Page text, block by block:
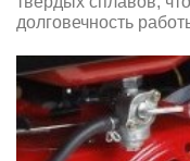
долговечность